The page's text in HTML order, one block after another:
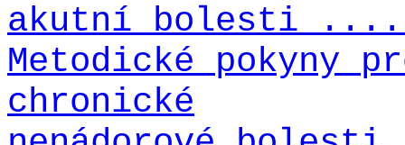
akutní bolesti
Metodické pokyny
chronické